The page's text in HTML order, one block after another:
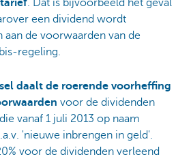
. Dat is bijvoorbeeld het geval
een dividend wordt
de voorwaarden van de
regeling.
daalt de roerende voorheffing
voor de dividenden
vanaf 1 juli 2013 op naam
'nieuwe inbrengen in geld'.
voor de dividenden verleend